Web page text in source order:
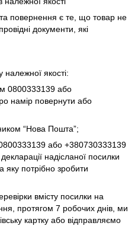
повернення є те, що товар не
документи, які
якості:
0800333139 або
намір повернути або
“Нова Пошта”;
або +380730333139
надісланої посилки
яку потрібно зробити
вмісту посилки на
протягом 7 робочих днів, ми
картку або відправляємо